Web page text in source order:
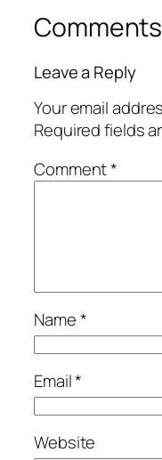
Comments
Leave a Reply
Your email
Required fields
Comment*
Name*
Email*
Website